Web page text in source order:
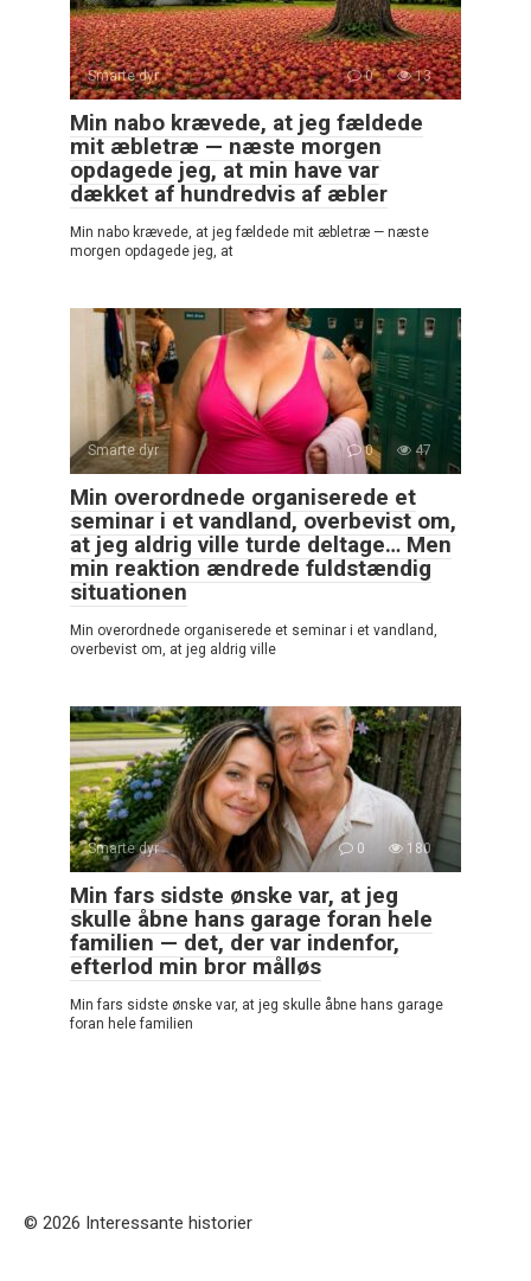
Smarte dyr 0 13
Min nabo krævede, at jeg fældede
mit æbletræ — næste morgen
opdagede jeg, at min have var
dækket af hundredvis af æbler
Min nabo krævede, at jeg fældede mit æbletræ — næste
morgen opdagede jeg, at
Smarte dyr 0 47
Min overordnede organiserede et
seminar i et vandland, overbevist om,
at jeg aldrig ville turde deltage… Men
min reaktion ændrede fuldstændig
situationen
Min overordnede organiserede et seminar i et vandland,
overbevist om, at jeg aldrig ville
Smarte dyr 0 180
Min fars sidste ønske var, at jeg
skulle åbne hans garage foran hele
familien — det, der var indenfor,
efterlod min bror målløs
Min fars sidste ønske var, at jeg skulle åbne hans garage
foran hele familien
© 2026 Interessante historier